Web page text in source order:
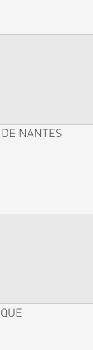
NANTES